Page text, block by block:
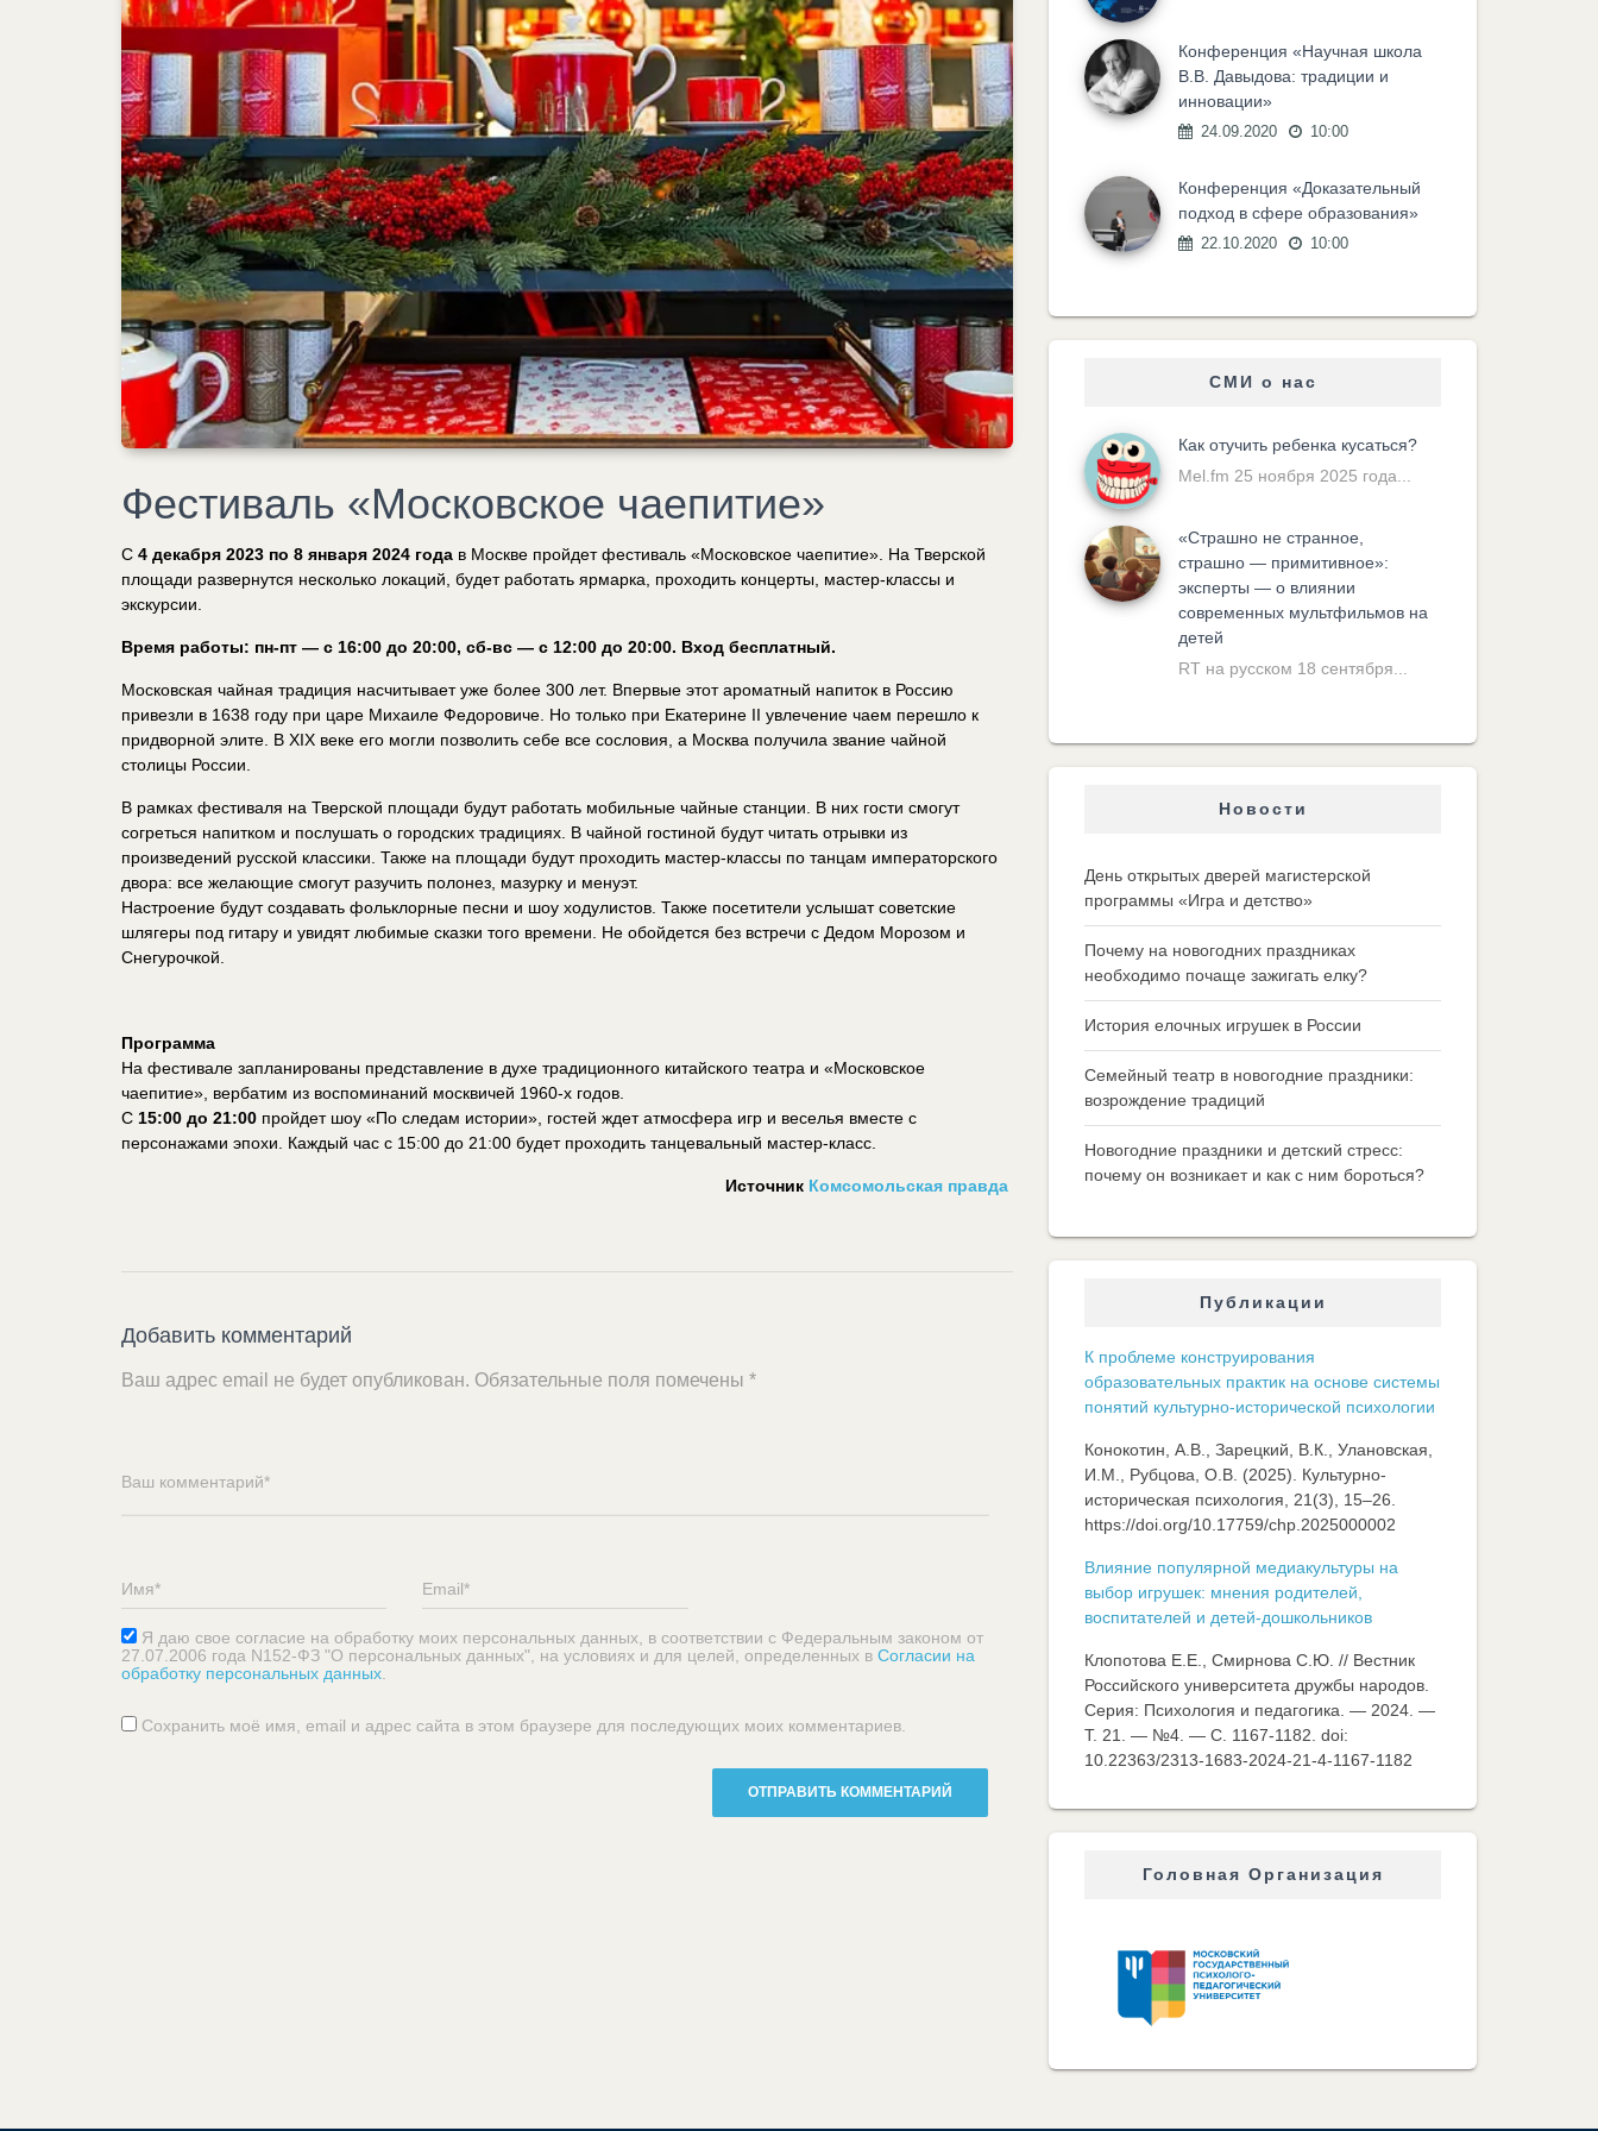
Фестиваль «Московское чаепитие»
С 4 декабря 2023 по 8 января 2024 года в Москве пройдет фестиваль «Московское чаепитие». На Тверской
площади развернутся несколько локаций, будет работать ярмарка, проходить концерты, мастер-классы и
экскурсии.
Время работы: пн-пт — с 16:00 до 20:00, сб-вс — с 12:00 до 20:00. Вход бесплатный.
Московская чайная традиция насчитывает уже более 300 лет. Впервые этот ароматный напиток в Россию
привезли в 1638 году при царе Михаиле Федоровиче. Но только при Екатерине II увлечение чаем перешло к
придворной элите. В XIX веке его могли позволить себе все сословия, а Москва получила звание чайной
столицы России.
В рамках фестиваля на Тверской площади будут работать мобильные чайные станции. В них гости смогут
согреться напитком и послушать о городских традициях. В чайной гостиной будут читать отрывки из
произведений русской классики. Также на площади будут проходить мастер-классы по танцам императорского
двора: все желающие смогут разучить полонез, мазурку и менуэт.
Настроение будут создавать фольклорные песни и шоу ходулистов. Также посетители услышат советские
шлягеры под гитару и увидят любимые сказки того времени. Не обойдется без встречи с Дедом Морозом и
Снегурочкой.
Программа
На фестивале запланированы представление в духе традиционного китайского театра и «Московское
чаепитие», вербатим из воспоминаний москвичей 1960-х годов.
С 15:00 до 21:00 пройдет шоу «По следам истории», гостей ждет атмосфера игр и веселья вместе с
персонажами эпохи. Каждый час с 15:00 до 21:00 будет проходить танцевальный мастер-класс.
Источник Комсомольская правда
Добавить комментарий
Ваш адрес email не будет опубликован. Обязательные поля помечены *
Я даю свое согласие на обработку моих персональных данных, в соответствии с Федеральным законом от
27.07.2006 года N152-ФЗ "О персональных данных", на условиях и для целей, определенных в Согласии на
обработку персональных данных
Сохранить моё имя, email и адрес сайта в этом браузере для последующих моих комментариев.
Конференция «Научная школа
В.В. Давыдова: традиции и
инновации»
24.09.2020 10:00
Конференция «Доказательный
подход в сфере образования»
22.10.2020 10:00
СМИ о нас
Как отучить ребенка кусаться?
Mel.fm 25 ноября 2025 года...
«Cтрашно не странное,
страшно — примитивное»:
эксперты — о влиянии
современных мультфильмов на
детей
RT на русском 18 сентября...
Новости
День открытых дверей магистерской
программы «Игра и детство»
Почему на новогодних праздниках
необходимо почаще зажигать елку?
История елочных игрушек в России
Семейный театр в новогодние праздники:
возрождение традиций
Новогодние праздники и детский стресс:
почему он возникает и как с ним бороться?
Публикации
К проблеме конструирования
образовательных практик на основе системы
понятий культурно-исторической психологии
Конокотин, А.В., Зарецкий, В.К., Улановская,
И.М., Рубцова, О.В. (2025). Культурно-
историческая психология, 21(3), 15–26.
https://doi.org/10.17759/chp.2025000002
Влияние популярной медиакультуры на
выбор игрушек: мнения родителей,
воспитателей и детей-дошкольников
Клопотова Е.Е., Смирнова С.Ю. // Вестник
Российского университета дружбы народов.
Серия: Психология и педагогика. — 2024. —
Т. 21. — №4. — C. 1167-1182. doi:
10.22363/2313-1683-2024-21-4-1167-1182
Головная Организация